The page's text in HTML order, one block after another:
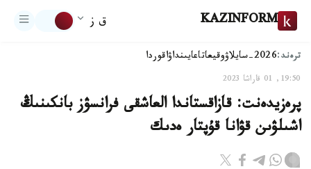
KAZINFORM ق ز
ترەند:2026-سايلاۋ وقيعاتاعايىنداۋاقوردا
19:50, 01 قاراشا 2023
پرەزيدەنت: قازاقستاندا العاشقى فرانسۋز بانكىنىڭ
اشىلۋىن قۋانا قۇپتار ەدىك